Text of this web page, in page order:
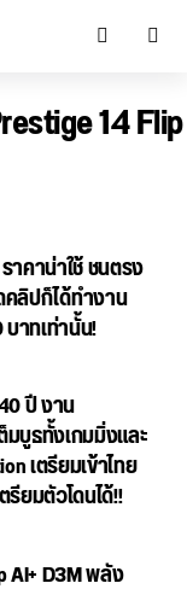
14 Flip
าคาน่าใช้ ชนตรง
ลิปก็ได้ทำงาน
าทเท่านั้น!
ปี งาน
บูธทั้งเกมมิ่งและ
เตรียมเข้าไทย
ยมตัวโดนได้!!
AI+ D3M พลัง